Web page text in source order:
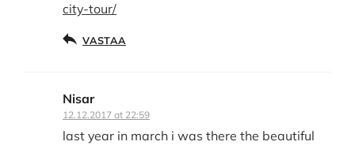
city-tour/
VASTAA
Nisar
12.12.2017 at 22:59
last year in march i was there the beautiful